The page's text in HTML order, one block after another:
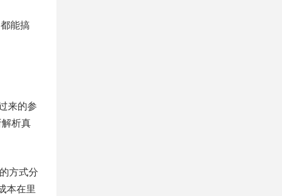
能搞
来的参
析真
方式分
本在里